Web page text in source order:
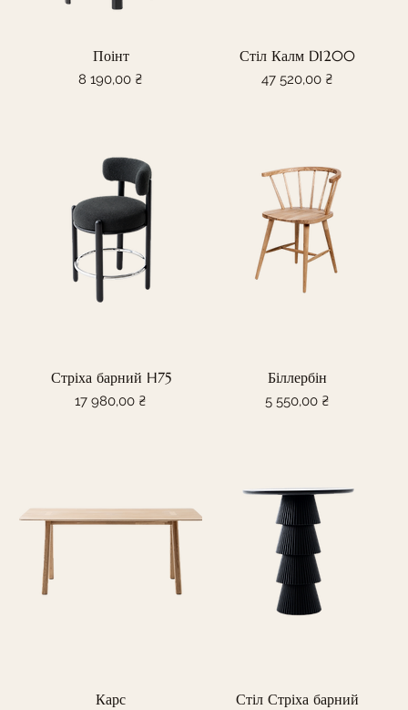
Поінт
Ціна
8 190,00 ₴
Стіл Калм D1200
Ціна
47 520,00 ₴
Стріха барний H75
Ціна
17 980,00 ₴
Біллербін
Ціна
5 550,00 ₴
Карс Стіл Стріха барний